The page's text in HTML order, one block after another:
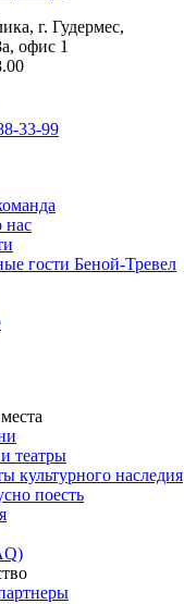
г. Гудермес,
офис 1
33-99
гости Беной-Тревел
театры
культурного наследия
поесть